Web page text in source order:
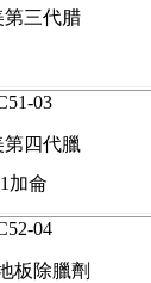
第三代腊
03
第四代臘
1加侖
04
板除臘劑